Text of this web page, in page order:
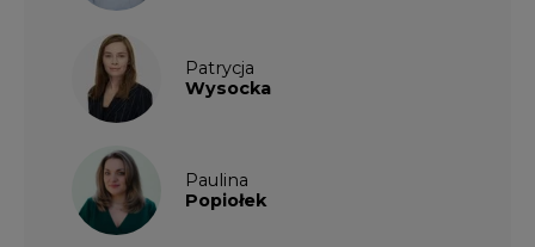
Patrycja
Wysocka
Paulina
Popiołek